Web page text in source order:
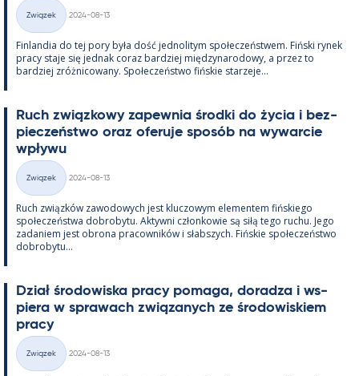
Kategorie
Związek
2024-08-13
Fin­lan­dia do tej pory była dość jed­no­li­tym społeczeństwem. Fiński ry­nek
pracy staje się jed­nak co­raz bardziej między­na­ro­dowy, a przez to
bardziej zróż­nicowany. Społeczeństwo fińs­kie starzeje...
Ruch związ­kowy za­pew­nia środki do życia i bez­
pieczeństwo oraz ofe­ruje sposób na wywarcie
wpływu
Kategorie
Związek
2024-08-13
Ruch związków zawo­dowych jest kluczowym ele­men­tem fińs­kiego
społeczeństwa do­bro­bytu. Ak­tywni człon­kowie są siłą tego ruchu. Jego
za­da­niem jest obrona pracow­ników i słabszych. Fińs­kie społeczeństwo
do­bro­bytu...
Dział śro­dowiska pracy po­maga, do­radza i ws­
piera w sprawach związa­nych ze śro­dowis­kiem
pracy
Kategorie
Związek
2024-08-13